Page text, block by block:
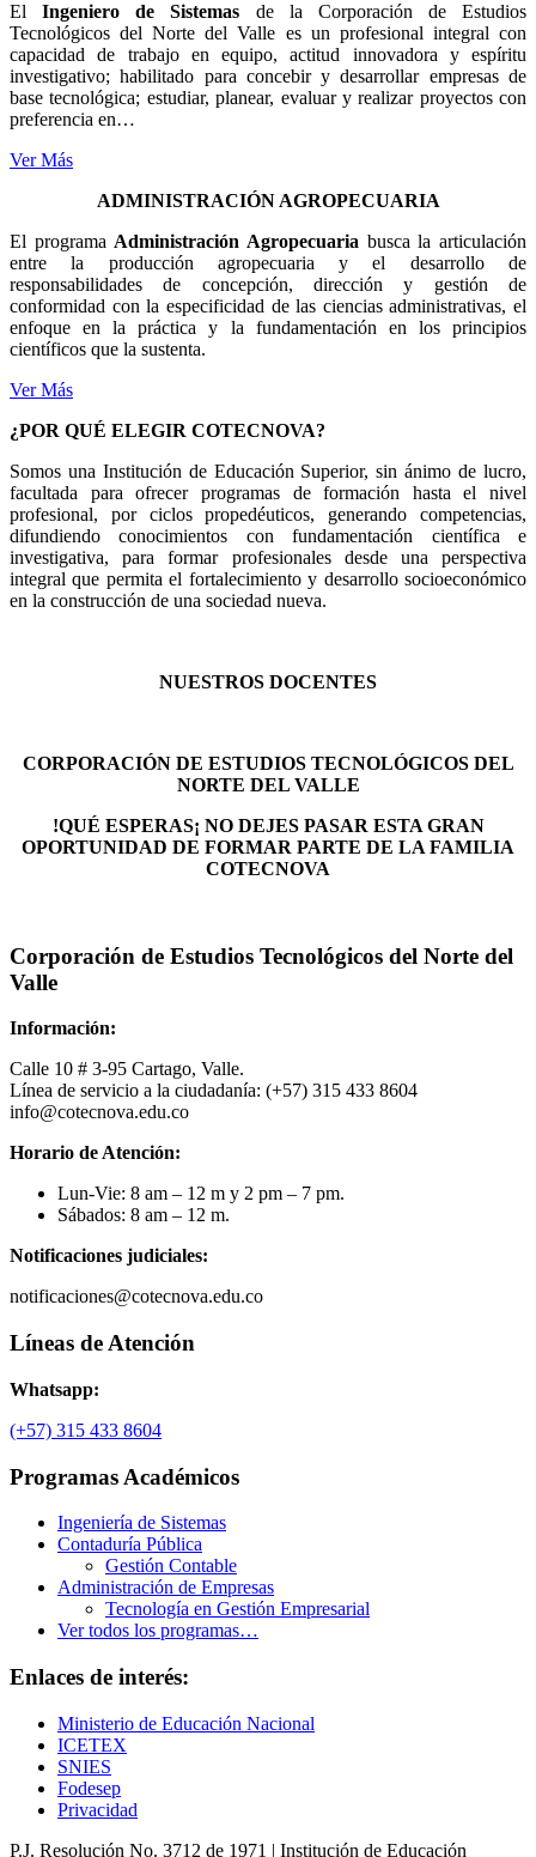
ElIngeniero de Sistemas de la Corporación de Estudios
Tecnológicos del Norte del Valle es un profesional integral con
capacidad de trabajo en equipo, actitud innovadora y espíritu
investigativo; habilitado para concebir y desarrollar empresas de
base tecnológica; estudiar, planear, evaluar y realizar proyectos con
preferencia en…
Ver Más
ADMINISTRACIÓN AGROPECUARIA
El programa Administración Agropecuaria busca la articulación
entre la producción agropecuaria y el desarrollo de
responsabilidades de concepción, dirección y gestión de
conformidad con la especificidad de las ciencias administrativas, el
enfoque en la práctica y la fundamentación en los principios
científicos que la sustenta.
Ver Más
¿POR QUÉ ELEGIR COTECNOVA?
Somos una Institución de Educación Superior, sin ánimo de lucro,
facultada para ofrecer programas de formación hasta el nivel
profesional, por ciclos propedéuticos, generando competencias,
difundiendo conocimientos con fundamentación científica e
investigativa, para formar profesionales desde una perspectiva
integral que permita el fortalecimiento y desarrollo socioeconómico
en la construcción de una sociedad nueva.
NUESTROS DOCENTES
CORPORACIÓN DE ESTUDIOS TECNOLÓGICOS DEL
NORTE DEL VALLE
!QUÉ ESPERAS¡ NO DEJES PASAR ESTA GRAN
OPORTUNIDAD DE FORMAR PARTE DE LA FAMILIA
COTECNOVA
Corporación de Estudios Tecnológicos del Norte del
Valle
Información:
Calle 10 # 3-95 Cartago, Valle.
Línea de servicio a la ciudadanía: (+57) 315 433 8604
info@cotecnova.edu.co
Horario de Atención:
Lun-Vie: 8 am – 12 m y 2 pm – 7 pm.
Sábados: 8 am – 12 m.
Notificaciones judiciales:
notificaciones@cotecnova.edu.co
Líneas de Atención
Whatsapp:
(+57) 315 433 8604
Programas Académicos
Ingeniería de Sistemas
Contaduría Pública
Gestión Contable
Administración de Empresas
Tecnología en Gestión Empresarial
Ver todos los programas…
Enlaces de interés:
Ministerio de Educación Nacional
ICETEX
SNIES
Fodesep
Privacidad
P.J. Resolución No. 3712 de 1971 | Institución de Educación